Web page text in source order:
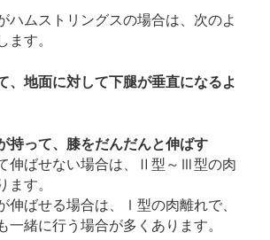
ハムストリングスの場合は、次のよ
ます。
、地面に対して下腿が垂直になるよ
持って、膝をだんだんと伸ばす
伸ばせない場合は、Ⅱ型～Ⅲ型の肉
ます。
伸ばせる場合は、Ⅰ型の肉離れで、
一緒に行う場合が多くあります。